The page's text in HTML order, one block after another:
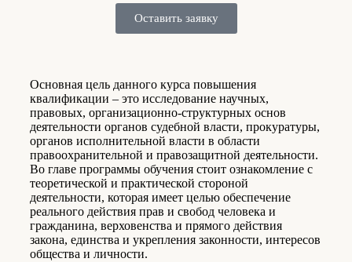
Оставить заявку
Основная цель данного курса повышения
квалификации – это исследование научных,
правовых, организационно-структурных основ
деятельности органов судебной власти, прокуратуры,
органов исполнительной власти в области
правоохранительной и правозащитной деятельности.
Во главе программы обучения стоит ознакомление с
теоретической и практической стороной
деятельности, которая имеет целью обеспечение
реального действия прав и свобод человека и
гражданина, верховенства и прямого действия
закона, единства и укрепления законности, интересов
общества и личности.